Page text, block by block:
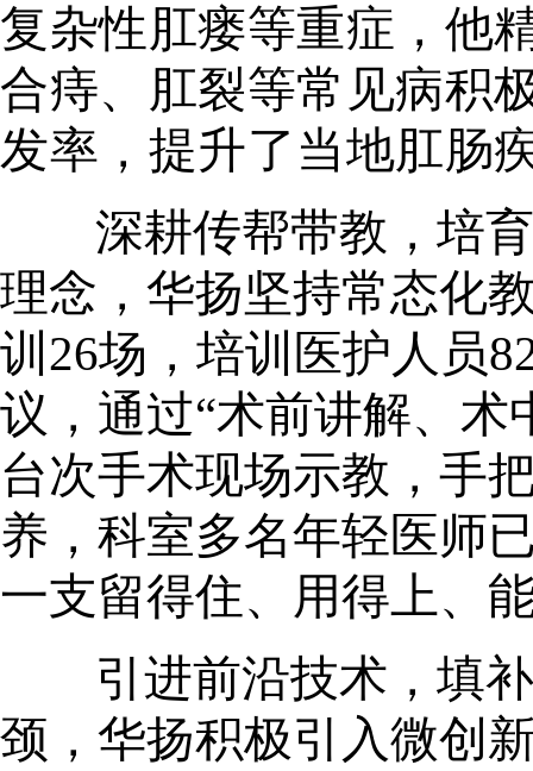
复杂性肛瘘等重症，他
合痔、肛裂等常见病积
发率，提升了当地肛肠
深耕传帮带教，培
理念，华扬坚持常态化
训26场，培训医护人员
议，通过“术前讲解、
台次手术现场示教，手
养，科室多名年轻医师
一支留得住、用得上、
引进前沿技术，填
颈，华扬积极引入微创